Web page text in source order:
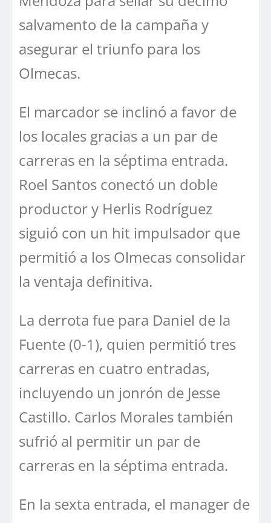
salvamento de la campaña y
asegurar el triunfo para los
Olmecas.
El marcador se inclinó a favor de
los locales gracias a un par de
carreras en la séptima entrada.
Roel Santos conectó un doble
productor y Herlis Rodríguez
siguió con un hit impulsador que
permitió a los Olmecas consolidar
la ventaja definitiva.
La derrota fue para Daniel de la
Fuente (0-1), quien permitió tres
carreras en cuatro entradas,
incluyendo un jonrón de Jesse
Castillo. Carlos Morales también
sufrió al permitir un par de
carreras en la séptima entrada.
En la sexta entrada, el manager de